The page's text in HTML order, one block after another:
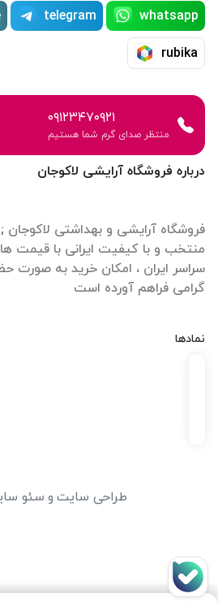
درباره فروشگاه آرایشی لاکوجان
فروشگاه آرایشی و بهداشتی
منتخب و با کیفیت ایرانی با قیمت
سراسر ایران ، امکان خرید به صورت
گرامی فراهم آورده است
نمادها
whatsapp
telegram
rubika
۰۹۱۲۳۴۷۰۹۲۱
منتظر صدای گرم شما هستیم
طراحی سایت و سئو